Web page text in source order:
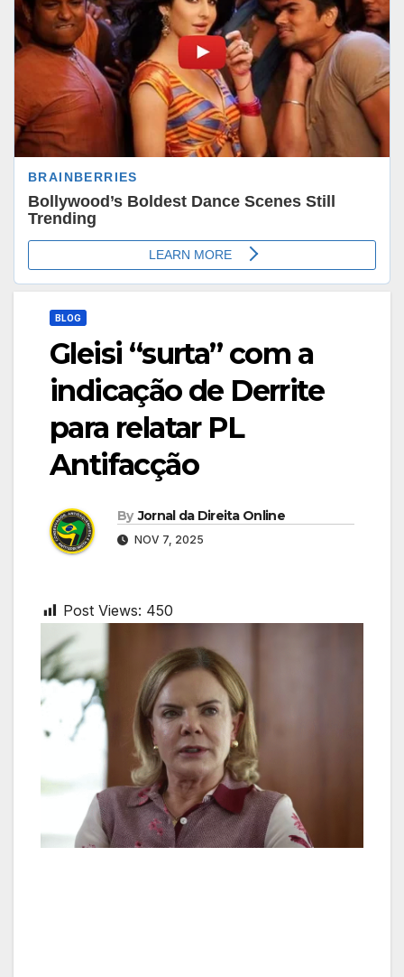
BLOG
Gleisi “surta” com a
indicação de Derrite
para relatar PL
Antifacção
By Jornal da Direita Online
NOV 7, 2025
Post Views: 450